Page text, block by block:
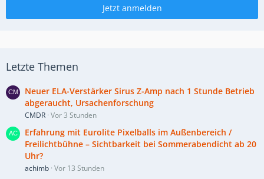
Jetzt anmelden
Letzte Themen
Neuer ELA-Verstärker Sirus Z-Amp nach 1 Stunde Betrieb
abgeraucht, Ursachenforschung
CMDR Vor 3 Stunden
Erfahrung mit Eurolite Pixelballs im Außenbereich /
Freilichtbühne – Sichtbarkeit bei Sommerabendicht ab 20
Uhr?
achimb Vor 13 Stunden